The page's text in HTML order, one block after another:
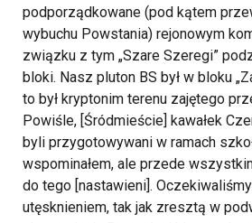
podporządkowane (pod kątem
wybuchu Powstania) rejonowym
związku z tym „Szare Szeregi”
bloki. Nasz pluton BS był w bloku
to był kryptonim terenu zajętego
Powiśle, [Śródmieście] kawałek
byli przygotowywani w ramach
wspominałem, ale przede
do tego [nastawieni].
utęsknieniem, tak jak zresztą w